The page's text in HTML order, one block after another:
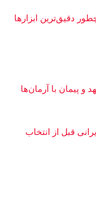
دقیق‌ترین ابزارها
و پیمان با آرمان‌ها
قبل از انتخاب